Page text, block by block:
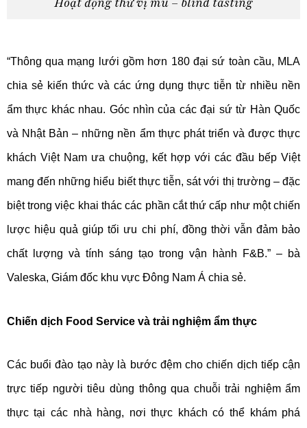
“Thông qua mạng lưới gồm hơn 180 đại sứ toàn cầu, MLA
chia sẻ kiến thức và các ứng dụng thực tiễn từ nhiều nền
ẩm thực khác nhau. Góc nhìn của các đại sứ từ Hàn Quốc
và Nhật Bản – những nền ẩm thực phát triển và được thực
khách Việt Nam ưa chuộng, kết hợp với các đầu bếp Việt
mang đến những hiểu biết thực tiễn, sát với thị trường – đặc
biệt trong việc khai thác các phần cắt thứ cấp như một chiến
lược hiệu quả giúp tối ưu chi phí, đồng thời vẫn đảm bảo
chất lượng và tính sáng tạo trong vận hành F&B.” – bà
Valeska, Giám đốc khu vực Đông Nam Á chia sẻ.
Chiến dịch Food Service và trải nghiệm ẩm thực
Các buổi đào tạo này là bước đệm cho chiến dịch tiếp cận
trực tiếp người tiêu dùng thông qua chuỗi trải nghiệm ẩm
thực tại các nhà hàng, nơi thực khách có thể khám phá